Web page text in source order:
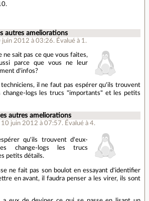
autres ameliorations
juin 2012 à 03:26. Évalué à 1 .
ne sait pas ce que vous faites,
parce que vous ne leur
d'infos?
techniciens, il ne faut pas espérer qu'ils trouvent
change-logs les trucs "importants" et les petits
autres ameliorations
10 juin 2012 à 07:57. Évalué à 4.
qu'ils trouvent d'eux-
change-logs les trucs
petits détails.
ne fait pas son boulot en essayant d'identifier
en avant, il faudra penser a les virer, ils sont